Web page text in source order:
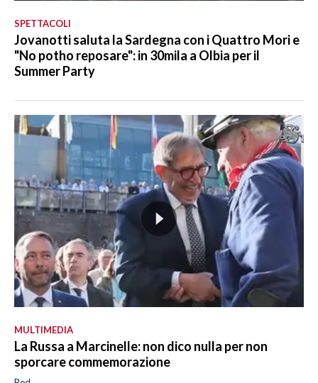
SPETTACOLI
Jovanotti saluta la Sardegna con i Quattro Mori e
"No potho reposare": in 30mila a Olbia per il
Summer Party
MULTIMEDIA
La Russa a Marcinelle: non dico nulla per non
sporcare commemorazione